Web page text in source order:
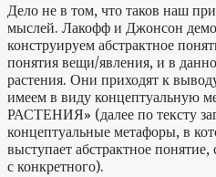
Дело не в том, что таков наш
мыслей. Лакофф и Джонсон
конструируем абстрактное
понятия вещи/явления, и в
растения. Они приходят к
имеем в виду
РАСТЕНИЯ» (далее по тексту
концептуальные метафоры, в
выступает абстрактное
с конкретного).